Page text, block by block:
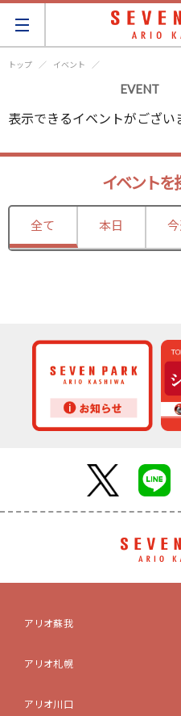
トップ イベント
EVENT
表示できるイベントがござい
イベントを
全て 本日
アリオ蘇我
アリオ札幌
アリオ川口